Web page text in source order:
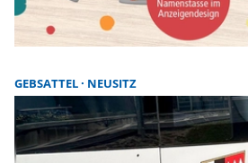
GEBSATTEL NEUSITZ